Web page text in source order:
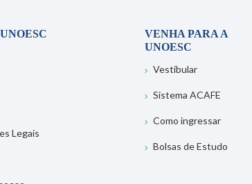
Legais
VENHA PARA A
UNOESC
Vestibular
Sistema ACAFE
Como ingressar
Bolsas de Estudo